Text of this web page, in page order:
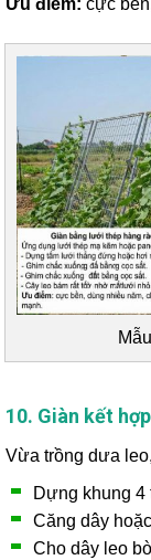
Ưu điểm: cực
10. Giàn kết
Vừa trồng dưa
Dựng khung 4
Căng dây
Cho dây leo